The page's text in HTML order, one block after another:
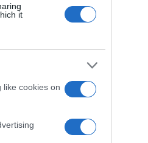
it
like cookies on